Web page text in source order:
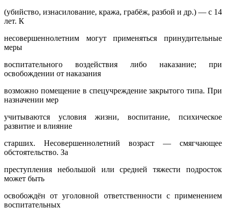
(убийство, изнасилование, кража, грабёж, разбой и др.) — с 14
лет. К
несовершеннолетним могут применяться принудительные
меры
воспитательного воздействия либо наказание; при
освобождении от наказания
возможно помещение в спецучреждение закрытого типа. При
назначении мер
учитываются условия жизни, воспитание, психическое
развитие и влияние
старших. Несовершеннолетний возраст — смягчающее
обстоятельство. За
преступления небольшой или средней тяжести подросток
может быть
освобождён от уголовной ответственности с применением
воспитательных